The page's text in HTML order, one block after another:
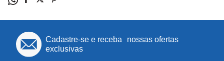
Cadastre-se e receba nossas ofertas
exclusivas